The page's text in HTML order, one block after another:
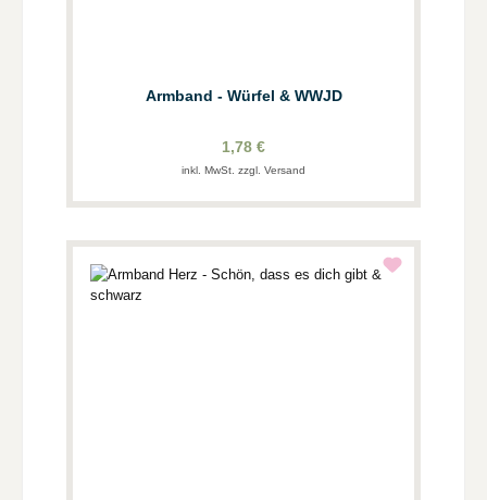
Armband - Würfel & WWJD
1,78 €
inkl. MwSt. zzgl. Versand